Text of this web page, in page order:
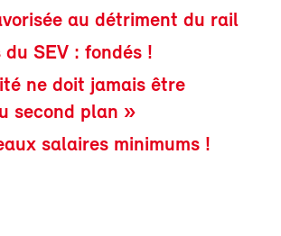
au détriment du rail
du SEV : fondés !
ne doit jamais être
second plan »
salaires minimums !